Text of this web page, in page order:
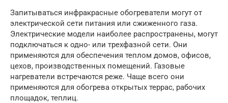
Запитываться инфракрасные обогреватели могут от
электрической сети питания или сжиженного газа.
Электрические модели наиболее распространены, могут
подключаться к одно- или трехфазной сети. Они
применяются для обеспечения теплом домов, офисов,
цехов, производственных помещений. Газовые
нагреватели встречаются реже. Чаще всего они
применяются для обогрева открытых террас, рабочих
площадок, теплиц.